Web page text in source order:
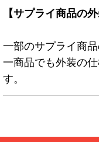
【サプライ商品の
一部のサプライ商
一商品でも外装の
す。